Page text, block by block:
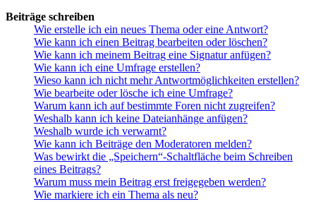
Beiträge schreiben
Wie erstelle ich ein neues Thema oder eine Antwort?
Wie kann ich einen Beitrag bearbeiten oder löschen?
Wie kann ich meinem Beitrag eine Signatur anfügen?
Wie kann ich eine Umfrage erstellen?
Wieso kann ich nicht mehr Antwortmöglichkeiten erstellen?
Wie bearbeite oder lösche ich eine Umfrage?
Warum kann ich auf bestimmte Foren nicht zugreifen?
Weshalb kann ich keine Dateianhänge anfügen?
Weshalb wurde ich verwarnt?
Wie kann ich Beiträge den Moderatoren melden?
Was bewirkt die „Speichern“-Schaltfläche beim Schreiben
eines Beitrags?
Warum muss mein Beitrag erst freigegeben werden?
Wie markiere ich ein Thema als neu?